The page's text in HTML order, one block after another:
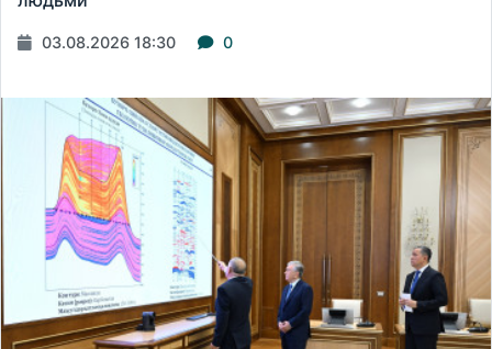
03.08.2026 18:30 0